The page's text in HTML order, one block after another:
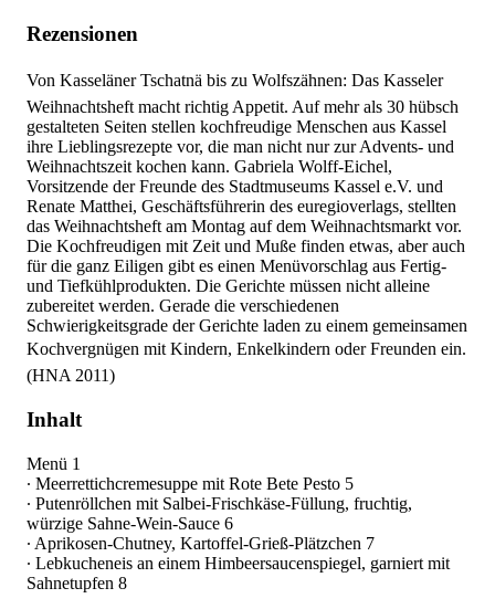
Rezensionen
Von Kasseläner Tschatnä bis zu Wolfszähnen: Das Kasseler
Weihnachtsheft macht richtig Appetit. Auf mehr als 30 hübsch
gestalteten Seiten stellen kochfreudige Menschen aus Kassel
ihre Lieblingsrezepte vor, die man nicht nur zur Advents- und
Weihnachtszeit kochen kann. Gabriela Wolff-Eichel,
Vorsitzende der Freunde des Stadtmuseums Kassel e.V. und
Renate Matthei, Geschäftsführerin des euregioverlags, stellten
das Weihnachtsheft am Montag auf dem Weihnachtsmarkt vor.
Die Kochfreudigen mit Zeit und Muße finden etwas, aber auch
für die ganz Eiligen gibt es einen Menüvorschlag aus Fertig-
und Tiefkühlprodukten. Die Gerichte müssen nicht alleine
zubereitet werden. Gerade die verschiedenen
Schwierigkeitsgrade der Gerichte laden zu einem gemeinsamen
Kochvergnügen mit Kindern, Enkelkindern oder Freunden ein.
(HNA 2011)
Inhalt
Menü 1
∙ Meerrettichcremesuppe mit Rote Bete Pesto 5
∙ Putenröllchen mit Salbei-Frischkäse-Füllung, fruchtig,
würzige Sahne-Wein-Sauce 6
∙ Aprikosen-Chutney, Kartoffel-Grieß-Plätzchen 7
∙ Lebkucheneis an einem Himbeersaucenspiegel, garniert mit
Sahnetupfen 8